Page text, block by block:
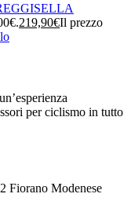
219,90€Il prezzo
per ciclismo in tutto
Fiorano Modenese